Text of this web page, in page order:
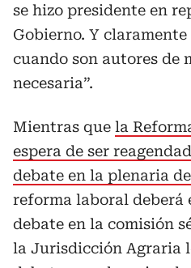
se hizo presidente en
Gobierno. Y
cuando son autores de
necesaria”.
Mientras que la
espera de ser
debate en la plenaria
reforma laboral deberá
debate en la comisión
la Jurisdicción Agraria